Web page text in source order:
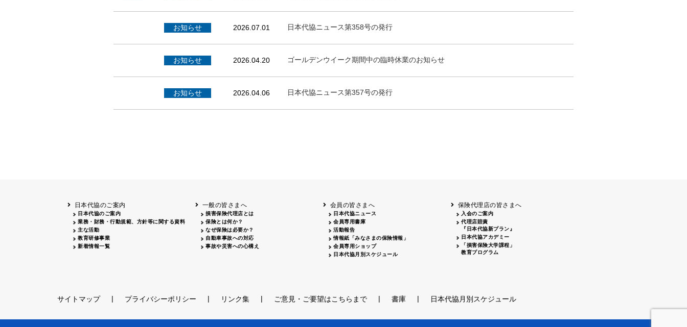
お知らせ 2026.07.01 日本代協ニュース第358号の発行
お知らせ 2026.04.20 ゴールデンウイーク期間中の臨時休業のお知らせ
お知らせ 2026.04.06 日本代協ニュース第357号の発行
日本代協のご案内
日本代協のご案内
業務・財務・行動規範、方針等に関する資料
主な活動
教育研修事業
新着情報一覧
一般の皆さまへ
損害保険代理店とは
保険とは何か？
なぜ保険は必要か？
自動車事故への対応
事故や災害への心構え
会員の皆さまへ
日本代協ニュース
会員専用書庫
活動報告
情報紙「みなさまの保険情報」
会員専用ショップ
日本代協月別スケジュール
保険代理店の皆さまへ
入会のご案内
代理店賠責
『日本代協新プラン』
日本代協アカデミー
「損害保険大学課程」
教育プログラム
サイトマップ | プライバシーポリシー | リンク集 | ご意見・ご要望はこちらまで | 書庫 | 日本代協月別スケジュール